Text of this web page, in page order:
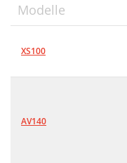
Modelle
XS100
AV140